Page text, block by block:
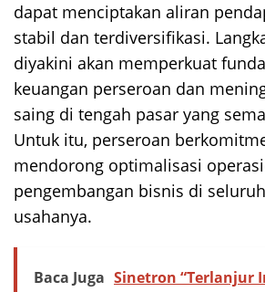
dapat menciptakan aliran
stabil dan terdiversifikasi.
diyakini akan memperkuat
keuangan perseroan dan
saing di tengah pasar yang
Untuk itu, perseroan
mendorong optimalisasi
pengembangan bisnis di
usahanya.
Baca Juga Sinetron “Terlanjur